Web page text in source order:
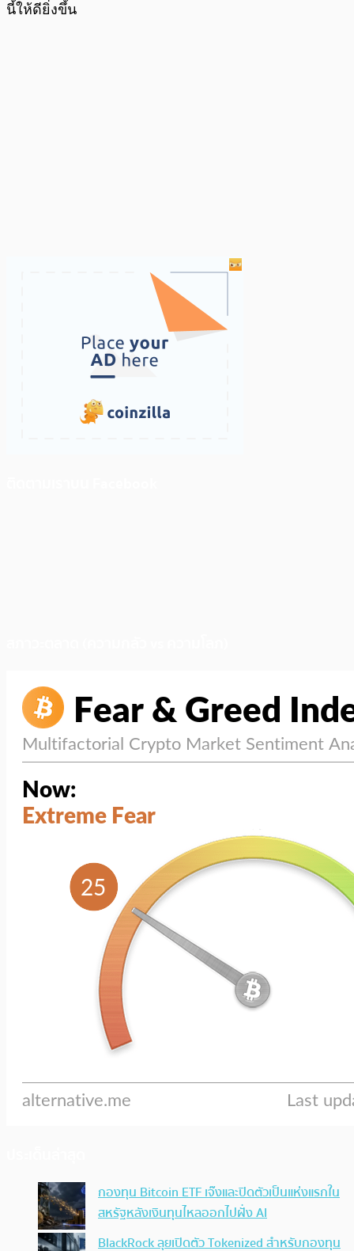
นี้ให้ดียิ่งขึ้น
กองทุน Bitcoin ETF เจ๊งและปิดตัวเป็นแห่งแรกใน
สหรัฐหลังเงินทุนไหลออกไปฝั่ง AI
BlackRock ลุยเปิดตัว Tokenized สำหรับกองทุน